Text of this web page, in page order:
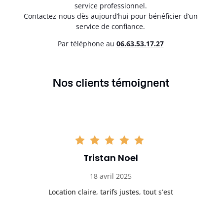
service professionnel.
Contactez-nous dès aujourd’hui pour bénéficier d’un
service de confiance.
Par téléphone au 06.63.53.17.27
Nos clients témoignent
Tristan Noel
18 avril 2025
Location claire, tarifs justes, tout s’est